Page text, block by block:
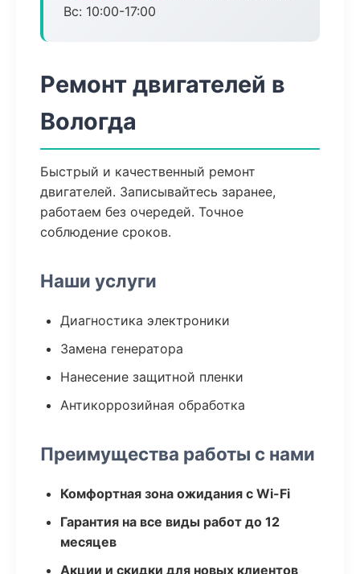
Вс: 10:00-17:00
Ремонт двигателей в
Вологда
Быстрый и качественный ремонт
двигателей. Записывайтесь заранее,
работаем без очередей. Точное
соблюдение сроков.
Наши услуги
Диагностика электроники
Замена генератора
Нанесение защитной пленки
Антикоррозийная обработка
Преимущества работы с нами
Комфортная зона ожидания с Wi-Fi
Гарантия на все виды работ до 12
месяцев
Акции и скидки для новых клиентов